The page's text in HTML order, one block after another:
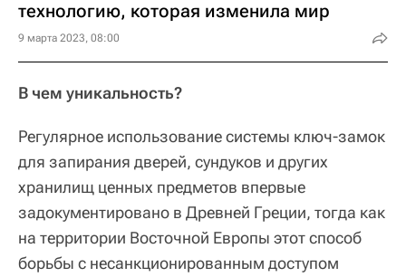
технологию, которая изменила мир
9 марта 2023, 08:00
В чем уникальность?
Регулярное использование системы ключ-замок
для запирания дверей, сундуков и других
хранилищ ценных предметов впервые
задокументировано в Древней Греции, тогда как
на территории Восточной Европы этот способ
борьбы с несанкционированным доступом